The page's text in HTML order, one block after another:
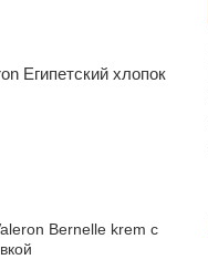
Египетский хлопок